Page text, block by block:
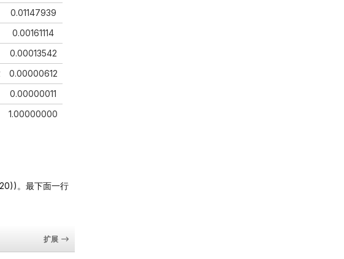
0.01147939
0.00161114
0.00013542
0.00000612
0.00000011
1.00000000
。最下面一行
扩展